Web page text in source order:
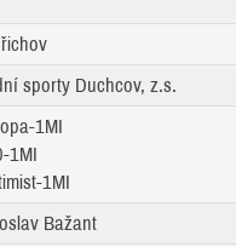
sporty Duchcov, z.s.
1MI
1MI
1MI
Bažant